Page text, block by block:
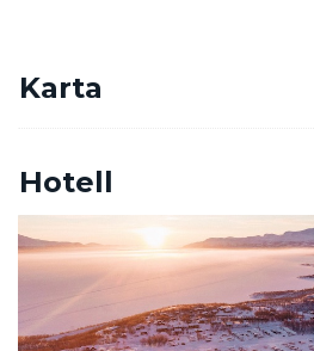
Karta
Hotell